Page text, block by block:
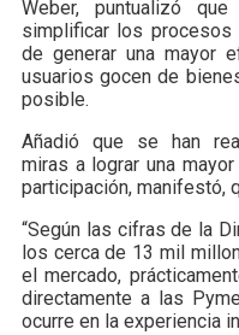
Weber, puntualizó
simplificar los procesos
de generar una mayor
usuarios gocen de
posible.
Añadió que se han
miras a lograr una
participación, manifestó,
“Según las cifras de la
los cerca de 13 mil
el mercado,
directamente a las
ocurre en la experiencia